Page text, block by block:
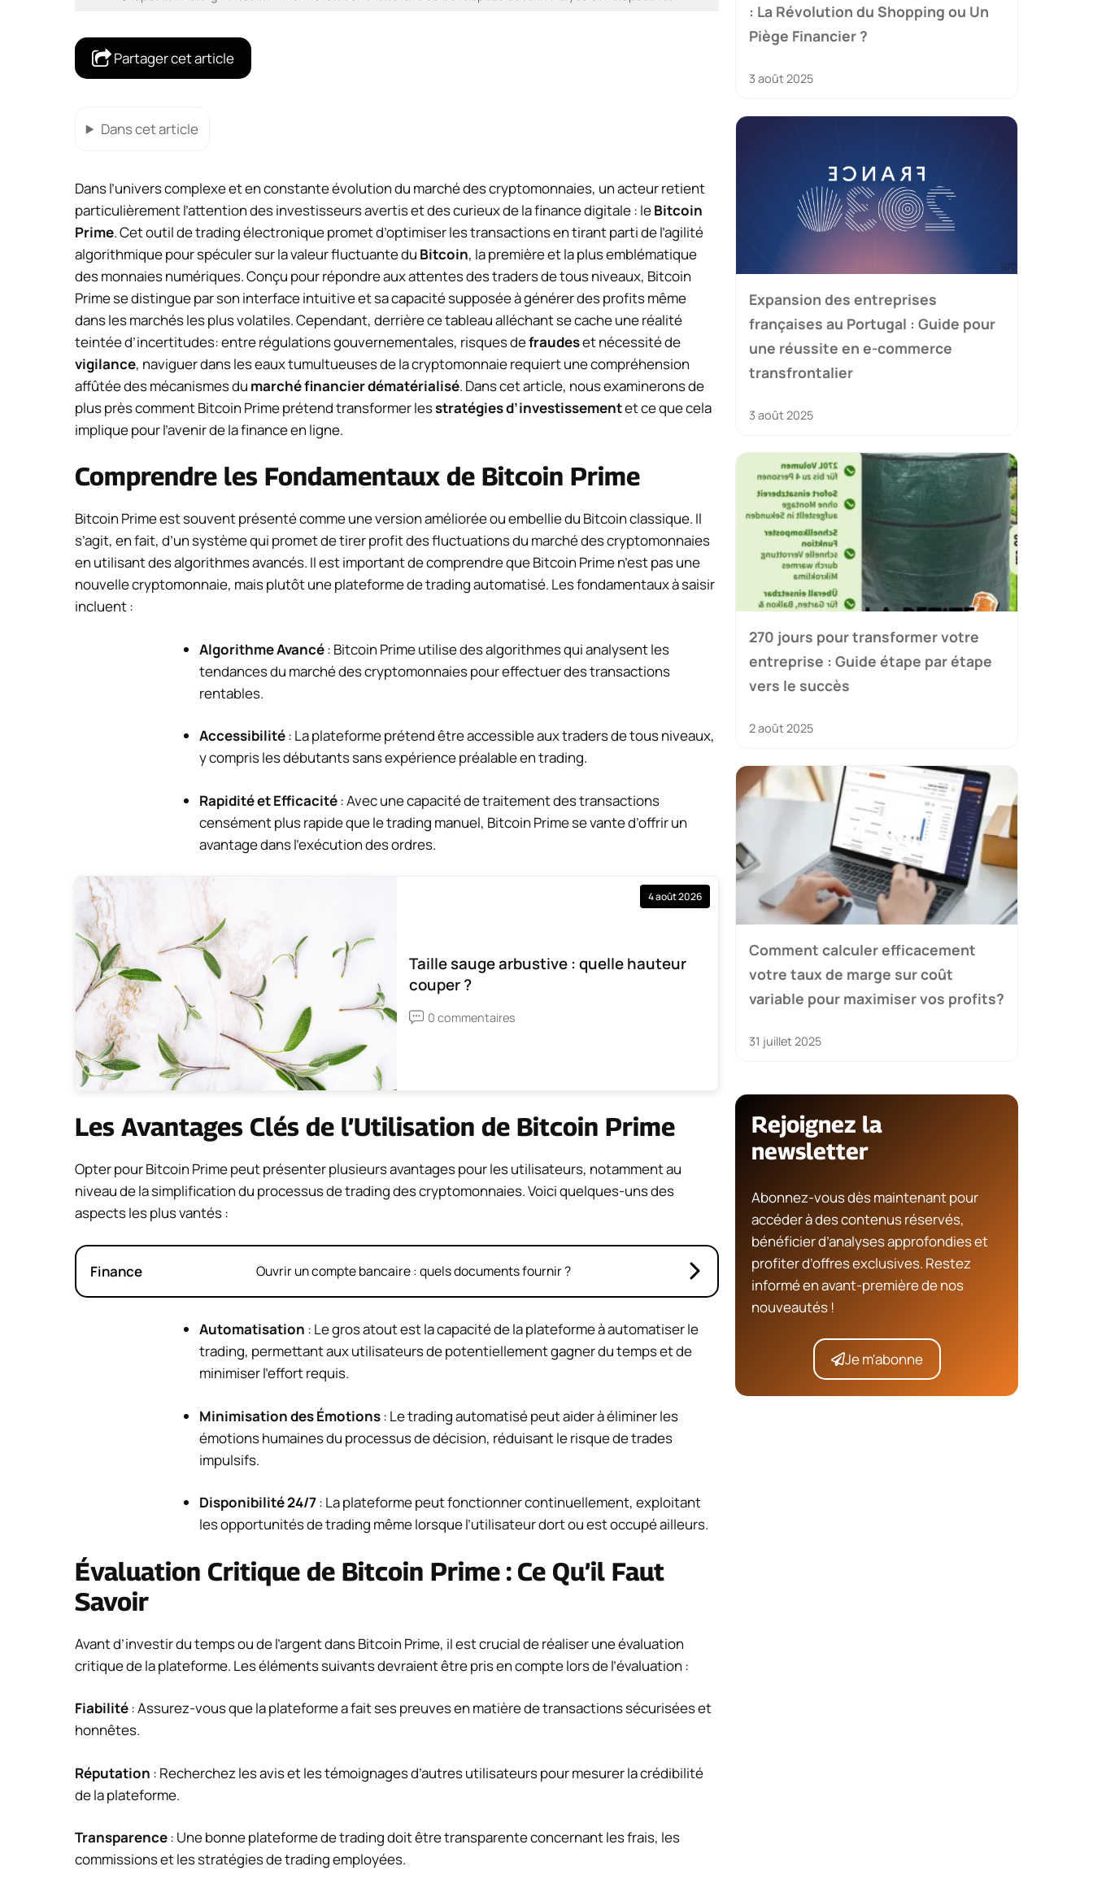
Partager cet article
Dans cet article
Dans l’univers complexe et en constante évolution du marché des cryptomonnaies, un acteur retient
particulièrement l’attention des investisseurs avertis et des curieux de la finance digitale : leBitcoin
Prime. Cet outil de trading électronique promet d’optimiser les transactions en tirant parti de l’agilité
algorithmique pour spéculer sur la valeur fluctuante du Bitcoin, la première et la plus emblématique
des monnaies numériques. Conçu pour répondre aux attentes des traders de tous niveaux, Bitcoin
Prime se distingue par son interface intuitive et sa capacité supposée à générer des profits même
dans les marchés les plus volatiles. Cependant, derrière ce tableau alléchant se cache une réalité
teintée d’incertitudes: entre régulations gouvernementales, risques defraudeset nécessité de
vigilance, naviguer dans les eaux tumultueuses de la cryptomonnaie requiert une compréhension
affûtée des mécanismes du marché financier dématérialisé. Dans cet article, nous examinerons de
plus près comment Bitcoin Prime prétend transformer lesstratégies d’investissementet ce que cela
implique pour l’avenir de la finance en ligne.
Comprendre les Fondamentaux de Bitcoin Prime
Bitcoin Prime est souvent présenté comme une version améliorée ou embellie du Bitcoin classique. Il
s’agit, en fait, d’un système qui promet de tirer profit des fluctuations du marché des cryptomonnaies
en utilisant des algorithmes avancés. Il est important de comprendre que Bitcoin Prime n’est pas une
nouvelle cryptomonnaie, mais plutôt une plateforme de trading automatisé. Les fondamentaux à saisir
incluent :
Algorithme Avancé: Bitcoin Prime utilise des algorithmes qui analysent les
tendances du marché des cryptomonnaies pour effectuer des transactions
rentables.
Accessibilité: La plateforme prétend être accessible aux traders de tous niveaux,
y compris les débutants sans expérience préalable en trading.
Rapidité et Efficacité: Avec une capacité de traitement des transactions
censément plus rapide que le trading manuel, Bitcoin Prime se vante d’offrir un
avantage dans l’exécution des ordres.
4 août 2026
Taille sauge arbustive : quelle hauteur
couper ?
0 commentaires
Les Avantages Clés de l’Utilisation de Bitcoin Prime
Opter pour Bitcoin Prime peut présenter plusieurs avantages pour les utilisateurs, notamment au
niveau de la simplification du processus de trading des cryptomonnaies. Voici quelques-uns des
aspects les plus vantés :
Finance Ouvrir un compte bancaire : quels documents fournir ?
Automatisation : Le gros atout est la capacité de la plateforme à automatiser le
trading, permettant aux utilisateurs de potentiellement gagner du temps et de
minimiser l’effort requis.
Minimisation des Émotions: Le trading automatisé peut aider à éliminer les
émotions humaines du processus de décision, réduisant le risque de trades
impulsifs.
Disponibilité 24/7: La plateforme peut fonctionner continuellement, exploitant
les opportunités de trading même lorsque l’utilisateur dort ou est occupé ailleurs.
Évaluation Critique de Bitcoin Prime : Ce Qu’il Faut
Savoir
Avant d’investir du temps ou de l’argent dans Bitcoin Prime, il est crucial de réaliser une évaluation
critique de la plateforme. Les éléments suivants devraient être pris en compte lors de l’évaluation :
Fiabilité: Assurez-vous que la plateforme a fait ses preuves en matière de transactions sécurisées et
honnêtes.
Réputation : Recherchez les avis et les témoignages d’autres utilisateurs pour mesurer la crédibilité
de la plateforme.
Transparence: Une bonne plateforme de trading doit être transparente concernant les frais, les
commissions et les stratégies de trading employées.
: La Révolution du Shopping ou Un
Piège Financier ?
3 août 2025
Expansion des entreprises
françaises au Portugal : Guide pour
une réussite en e-commerce
transfrontalier
3 août 2025
270 jours pour transformer votre
entreprise : Guide étape par étape
vers le succès
2 août 2025
Comment calculer efficacement
votre taux de marge sur coût
variable pour maximiser vos profits?
31 juillet 2025
Rejoignez la
newsletter
Abonnez-vous dès maintenant pour
accéder à des contenus réservés,
bénéficier d’analyses approfondies et
profiter d’offres exclusives. Restez
informé en avant-première de nos
nouveautés !
Je m'abonne